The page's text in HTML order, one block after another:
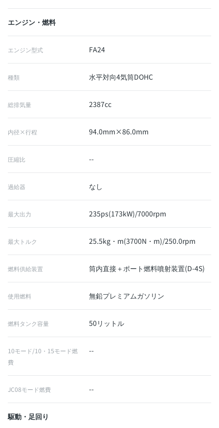
エンジン・燃料
エンジン型式 FA24
種類 水平対向4気筒DOHC
総排気量 2387cc
内径×行程 94.0mm×86.0mm
圧縮比 --
過給器 なし
最大出力 235ps(173kW)/7000rpm
最大トルク 25.5kg・m(3700N・m)/250.0rpm
燃料供給装置 筒内直接＋ポート燃料噴射装置(D-4S)
使用燃料 無鉛プレミアムガソリン
燃料タンク容量 50リットル
10モード/10・15モード燃
費
--
JC08モード燃費 --
駆動・足回り